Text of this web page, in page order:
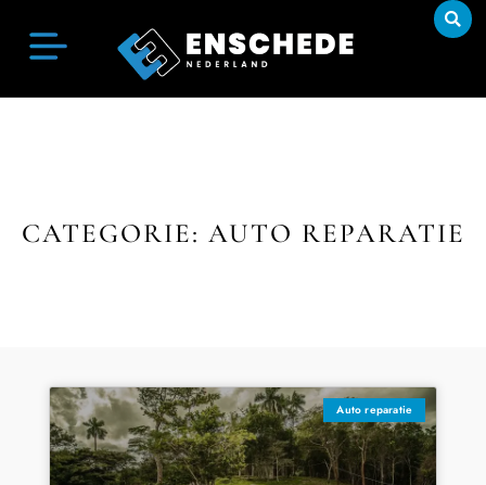
CATEGORIE: AUTO REPARATIE
Auto reparatie